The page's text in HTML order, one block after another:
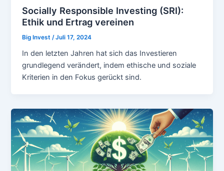
Socially Responsible Investing (SRI):
Ethik und Ertrag vereinen
Big Invest /Juli 17, 2024
In den letzten Jahren hat sich das Investieren
grundlegend verändert, indem ethische und soziale
Kriterien in den Fokus gerückt sind.